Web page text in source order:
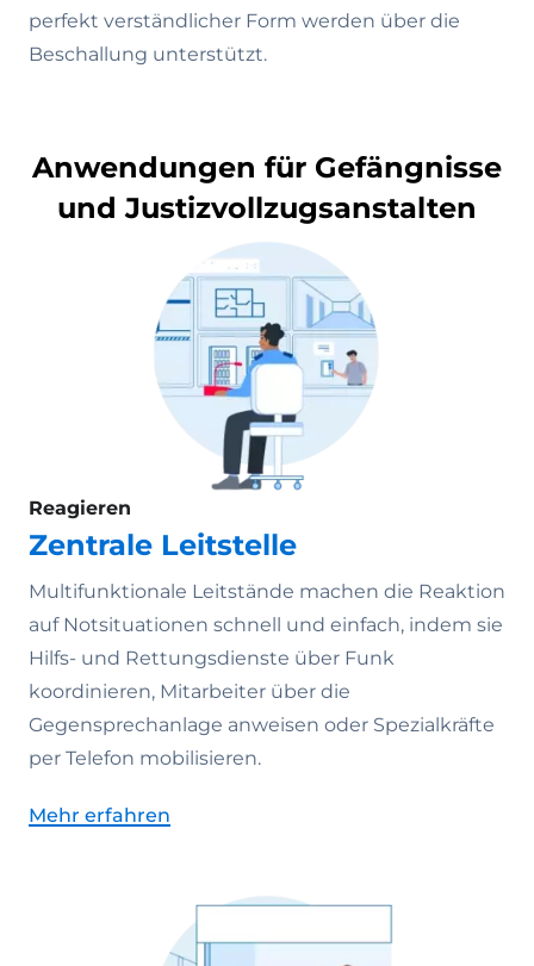
perfekt verständlicher Form werden über die
Beschallung unterstützt.
Anwendungen für Gefängnisse
und Justizvollzugsanstalten
Reagieren
Zentrale Leitstelle
Multifunktionale Leitstände machen die Reaktion
auf Notsituationen schnell und einfach, indem sie
Hilfs- und Rettungsdienste über Funk
koordinieren, Mitarbeiter über die
Gegensprechanlage anweisen oder Spezialkräfte
per Telefon mobilisieren.
Mehr erfahren